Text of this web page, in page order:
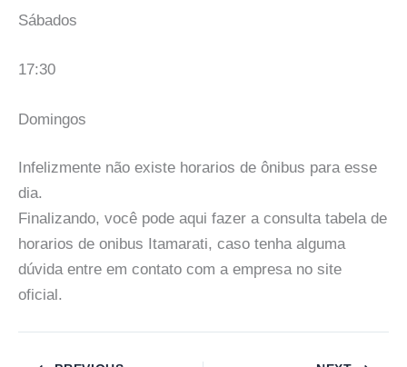
Sábados
17:30
Domingos
Infelizmente não existe horarios de ônibus para esse
dia.
Finalizando, você pode aqui fazer a consulta tabela de
horarios de onibus Itamarati, caso tenha alguma
dúvida entre em contato com a empresa no site
oficial.